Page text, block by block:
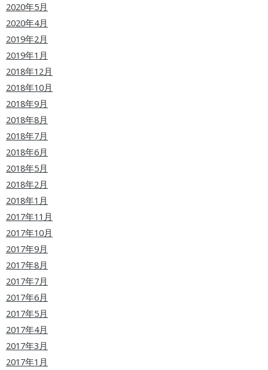
2020年5月
2020年4月
2019年2月
2019年1月
2018年12月
2018年10月
2018年9月
2018年8月
2018年7月
2018年6月
2018年5月
2018年2月
2018年1月
2017年11月
2017年10月
2017年9月
2017年8月
2017年7月
2017年6月
2017年5月
2017年4月
2017年3月
2017年1月